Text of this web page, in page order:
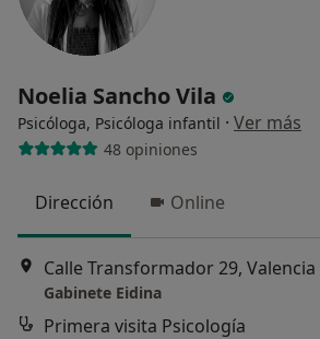
Noelia Sancho Vila
Psicóloga, Psicóloga infantil · Ver más
48 opiniones
Dirección Online
Calle Transformador 29, Valencia
Gabinete Eidina
Primera visita Psicología